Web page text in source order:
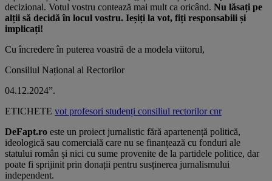
decizional. Votul vostru contează mai mult ca oricând. Nu lăsați pe
alții să decidă în locul vostru. Ieșiți la vot, fiți responsabili și
implicați!
Cu încredere în puterea voastră de a modela viitorul,
Consiliul Național al Rectorilor
04.12.2024”.
ETICHETE vot profesori studenți consiliul rectorilorcnr
DeFapt.ro este un proiect jurnalistic fără apartenență politică,
ideologică sau comercială care nu se finanțează cu fonduri ale
statului român și nici cu sume provenite de la partidele politice, dar
poate fi sprijinit prin donații pentru susținerea jurnalismului
independent.